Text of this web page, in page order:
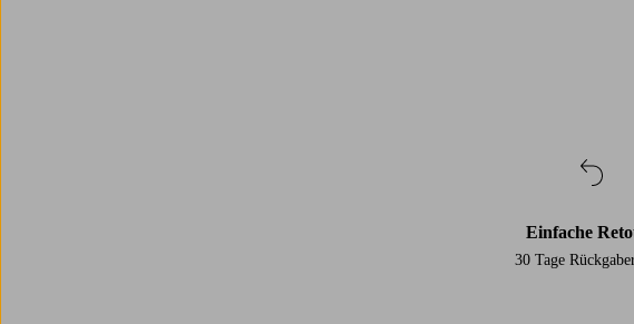
Einfache
30 Tage